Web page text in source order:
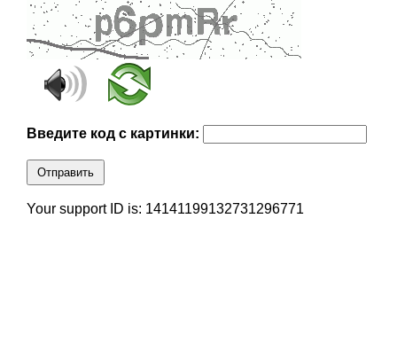
Введите код с картинки:
Отправить
Your support ID is: 14141199132731296771